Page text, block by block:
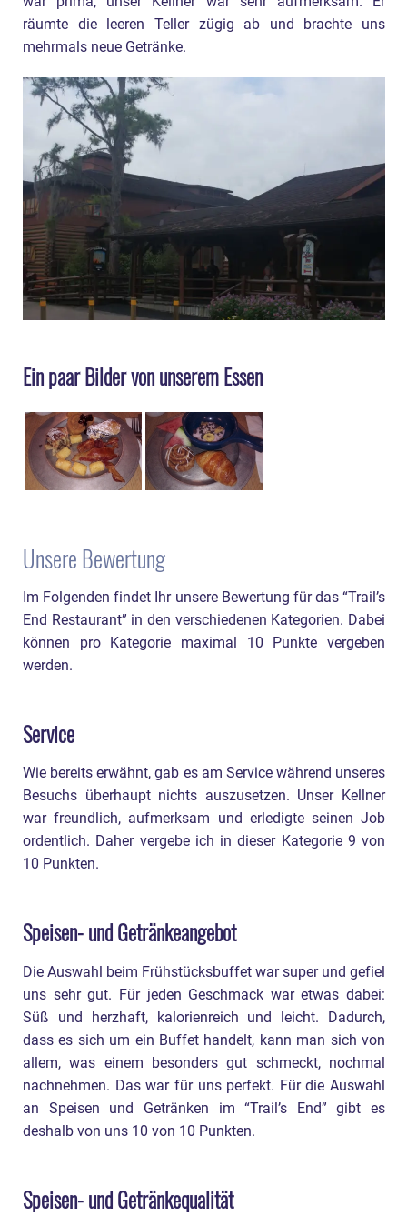
räumte die leeren Teller zügig ab und brachte uns
mehrmals neue Getränke.
Ein paar Bilder von unserem Essen
Unsere Bewertung
Im Folgenden findet Ihr unsere Bewertung für das “Trail’s
End Restaurant” in den verschiedenen Kategorien. Dabei
können pro Kategorie maximal 10 Punkte vergeben
werden.
Service
Wie bereits erwähnt, gab es am Service während unseres
Besuchs überhaupt nichts auszusetzen. Unser Kellner
war freundlich, aufmerksam und erledigte seinen Job
ordentlich. Daher vergebe ich in dieser Kategorie 9 von
10 Punkten.
Speisen- und Getränkeangebot
Die Auswahl beim Frühstücksbuffet war super und gefiel
uns sehr gut. Für jeden Geschmack war etwas dabei:
Süß und herzhaft, kalorienreich und leicht. Dadurch,
dass es sich um ein Buffet handelt, kann man sich von
allem, was einem besonders gut schmeckt, nochmal
nachnehmen. Das war für uns perfekt. Für die Auswahl
an Speisen und Getränken im “Trail’s End” gibt es
deshalb von uns 10 von 10 Punkten.
Speisen- und Getränkequalität